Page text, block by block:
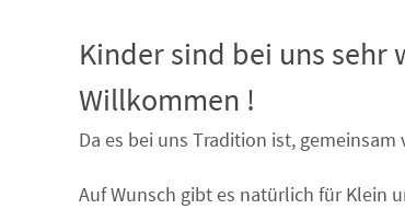
Kinder sind bei uns
Willkommen !
Da es bei uns Tradition ist,
Auf Wunsch gibt es natürlich für Klein